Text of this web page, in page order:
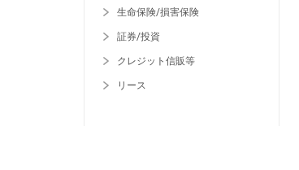
生命保険/損害保険
証券/投資
クレジット信販等
リース